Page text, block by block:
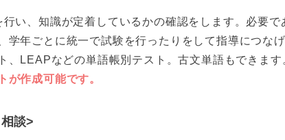
い、知識が定着しているかの確認をします。必要で
学年ごとに統一で試験を行ったりをして指導につなげ
、LEAPなどの単語帳別テスト。古文単語もできま
が作成可能です。
談>